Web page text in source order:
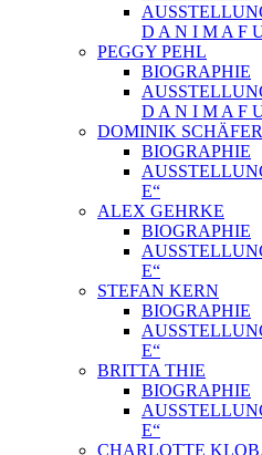
D A N I M A F
PEGGY PEHL
BIOGRAPHIE
D A N I M A F
DOMINIK SCHÄFER
BIOGRAPHIE
E“
ALEX GEHRKE
BIOGRAPHIE
E“
STEFAN KERN
BIOGRAPHIE
E“
BRITTA THIE
BIOGRAPHIE
E“
CHARLOTTE